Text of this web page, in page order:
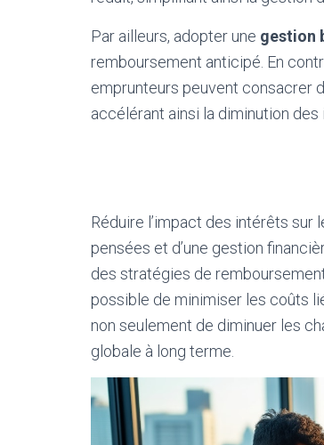
Par ailleurs, adopter une gestion
remboursement anticipé. En
emprunteurs peuvent consacrer
accélérant ainsi la diminution des
Réduire l’impact des intérêts
pensées et d’une gestion
des stratégies de
possible de minimiser les coûts
non seulement de diminuer les
globale à long terme.